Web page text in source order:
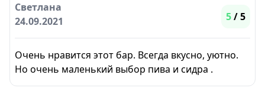
Светлана
24.09.2021
5/ 5
Очень нравится этот бар. Всегда вкусно, уютно.
Но очень маленький выбор пива и сидра .